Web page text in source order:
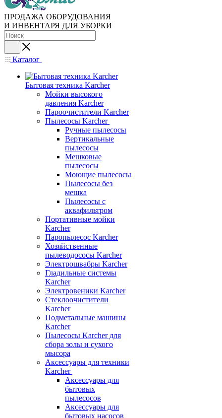
ПРОДАЖА ОБОРУДОВАНИЯ
И ИНВЕНТАРЯ ДЛЯ УБОРКИ
Каталог
Бытовая техника Karcher
Мойки высокого
давления Karcher
Пароочистители Karcher
Пылесосы Karcher
Ручные пылесосы
Вертикальные
пылесосы
Мешковые
пылесосы
Моющие пылесосы
Пылесосы без
мешка
Пылесосы с
аквафильтром
Портативные мойки
Karcher
Паропылесос Karcher
Хозяйственные
пылеводососы Karcher
Электрошвабры Karcher
Гладильные системы
Karcher
Электровеники Karcher
Стеклоочистители
Karcher
Подметальные машины
Karcher
Пылесосы Karcher для
сбора золы и сухого
мысора
Аксессуары для техники
Karcher
Аксессуары для
бытовых
пылесосов
Аксессуары для
бытовых насосов